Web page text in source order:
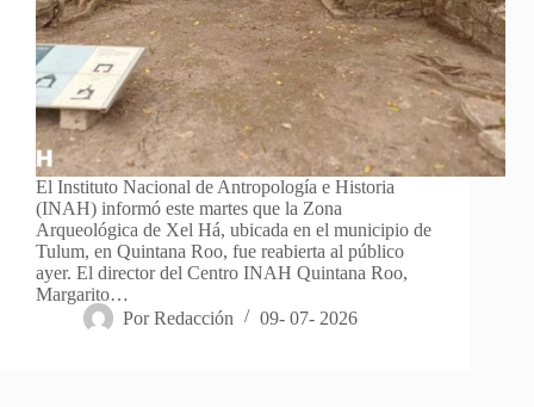
El Instituto Nacional de Antropología e Historia
(INAH) informó este martes que la Zona
Arqueológica de Xel Há, ubicada en el municipio de
Tulum, en Quintana Roo, fue reabierta al público
ayer. El director del Centro INAH Quintana Roo,
Margarito…
Por Redacción 09- 07- 2026